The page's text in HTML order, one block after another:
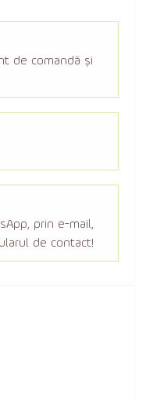
de comandă şi
prin e-mail,
de contact!